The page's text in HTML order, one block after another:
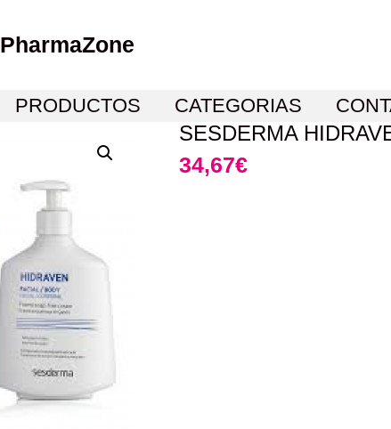
PharmaZone
PRODUCTOS CATEGORIAS
SESDERMA
34,67€